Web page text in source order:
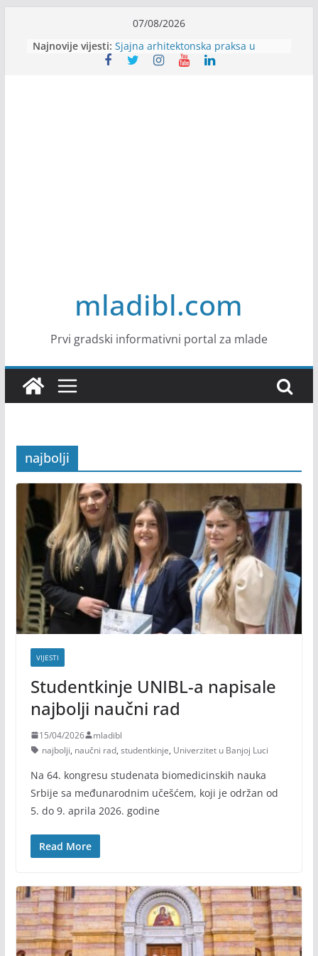
content
07/08/2026
Najnovije vijesti:
Alter Ego zapošljava
Sjajna arhitektonska praksa u
Švajcarskoj
mladibl.com
Prvi gradski informativni portal za mlade
najbolji
VIJESTI
Studentkinje UNIBL-a napisale
najbolji naučni rad
15/04/2026
mladibl
najbolji, naučni rad, studentkinje, Univerzitet u Banjoj Luci
Na 64. kongresu studenata biomedicinskih nauka
Srbije sa međunarodnim učešćem, koji je održan od
5. do 9. aprila 2026. godine
Read More